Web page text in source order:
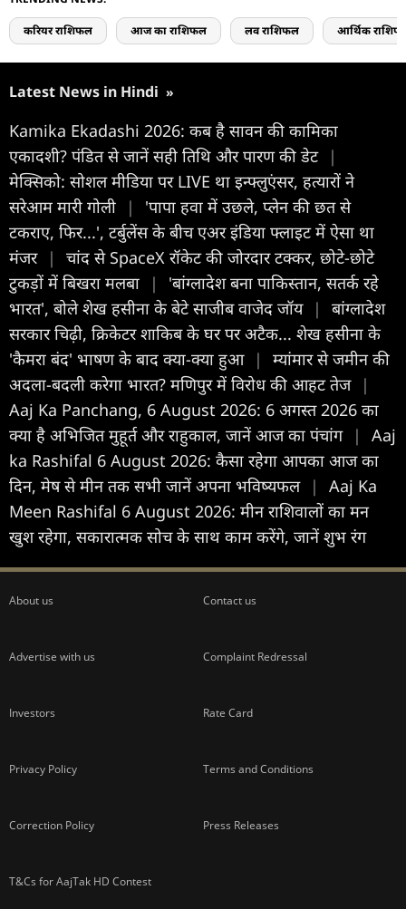
करियर राशिफल आज का राशिफल लव राशिफल आर्थिक
Latest News in Hindi »
Kamika Ekadashi 2026: कब है सावन की कामिका
एकादशी? पंडित से जानें सही तिथि और पारण की डेट |
मेक्सिको: सोशल मीडिया पर LIVE था इन्फ्लुएंसर, हत्यारों ने
सरेआम मारी गोली
|
'पापा हवा में उछले, प्लेन की छत से
टकराए, फिर...', टर्बुलेंस के बीच एअर इंडिया फ्लाइट में ऐसा था
मंजर |
चांद से SpaceX रॉकेट की जोरदार टक्कर, छोटे-छोटे
टुकड़ों में बिखरा मलबा
|
'बांग्लादेश बना पाकिस्तान, सतर्क रहे
भारत', बोले शेख हसीना के बेटे साजीब वाजेद जॉय |
बांग्लादेश
सरकार चिढ़ी, क्रिकेटर शाकिब के घर पर अटैक... शेख हसीना के
'कैमरा बंद' भाषण के बाद क्या-क्या हुआ |
म्यांमार से जमीन की
अदला-बदली करेगा भारत? मणिपुर में विरोध की आहट तेज |
Aaj Ka Panchang, 6 August 2026: 6 अगस्त 2026 का
क्या है अभिजित मुहूर्त और राहुकाल, जानें आज का पंचांग |
Aaj
ka Rashifal 6 August 2026: कैसा रहेगा आपका आज का
द‍िन, मेष से मीन तक सभी जानें अपना भविष्यफल |
Aaj Ka
Meen Rashifal 6 August 2026: मीन राशिवालों का मन
खुश रहेगा, सकारात्मक सोच के साथ काम करेंगे, जानें शुभ रंग
About us Contact us
Advertise with us Complaint Redressal
Investors Rate Card
Privacy Policy Terms and Conditions
Correction Policy Press Releases
T&Cs for AajTak HD Contest